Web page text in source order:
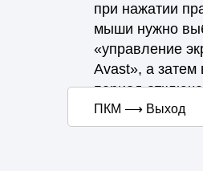
при нажатии
мыши нужно
«управление
Avast», а затем
период
ПКМ ⟶ Выход